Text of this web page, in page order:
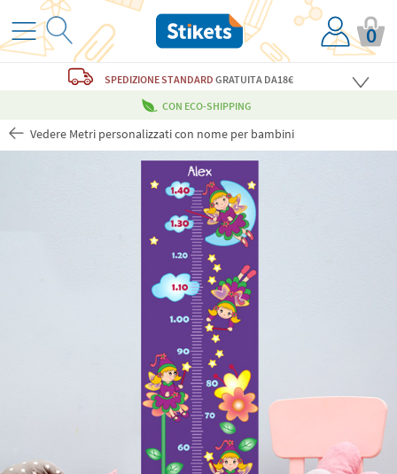
0
SPEDIZIONE STANDARD GRATUITADA18€
CON ECO-SHIPPING
Vedere Metri personalizzati con nome per bambini